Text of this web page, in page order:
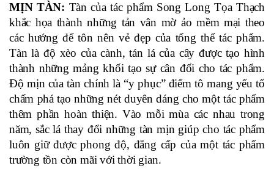
MỊN TÀN: Tàn của tác phẩm Song Long Tọa Thạch
khắc họa thành những tản vân mờ ảo mềm mại theo
các hướng để tôn nên vẻ đẹp của tổng thể tác phẩm.
Tàn là độ xèo của cành, tán lá của cây được tạo hình
thành những mảng khối tạo sự cân đối cho tác phẩm.
Độ mịn của tàn chính là “y phục” điểm tô mang yếu tố
chấm phá tạo những nét duyên dáng cho một tác phẩm
thêm phần hoàn thiện. Vào mỗi mùa các nhau trong
năm, sắc lá thay đổi những tàn mịn giúp cho tác phẩm
luôn giữ được phong độ, đẳng cấp của một tác phẩm
trường tồn còn mãi với thời gian.